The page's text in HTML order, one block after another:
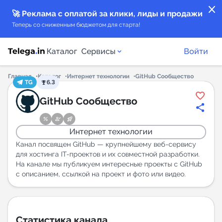
close
🚀 Реклама с оплатой за клики, лиды и продажи
Теперь со сниженным бюджетом для старта!
Каталог Сервисы
Каталог каналов
Каталог ботов
Горящие предложения
Индекс читаемости каналов в Telegram
New
Войти
Главная Каталог Интернет технологии
GitHub Сообщество
TG
6.3
GitHub Сообщество
Интернет технологии
Канал посвящен GitHub — крупнейшему веб-сервису
для хостинга IT-проектов и их совместной разработки.
На канале мы публикуем интересные проекты с GitHub
c описанием, ссылкой на проект и фото или видео.